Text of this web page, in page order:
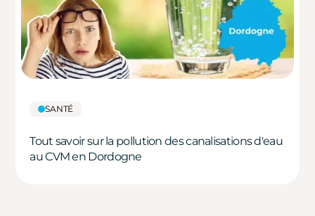
SANTÉ
Tout savoir sur la pollution des canalisations d'eau
au CVM en Dordogne